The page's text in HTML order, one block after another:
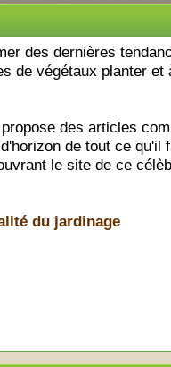
des dernières
de végétaux planter et
des articles
de tout ce qu'il
le site de ce
du jardinage